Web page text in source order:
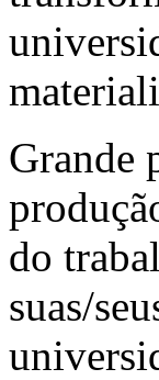
Grande
do
suas/